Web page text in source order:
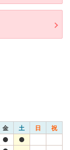
金 土 日 祝